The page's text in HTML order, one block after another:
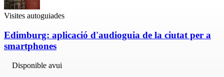
Visites autoguiades
Edimburg: aplicació d'audioguia de la ciutat per a
smartphones
Disponible avui